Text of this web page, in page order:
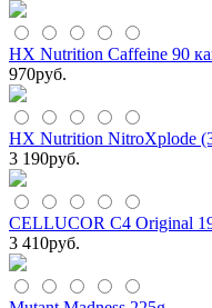
HX Nutrition Caffeine 90
970руб.
HX Nutrition NitroXplode
3 190руб.
CELLUCOR C4 Original
3 410руб.